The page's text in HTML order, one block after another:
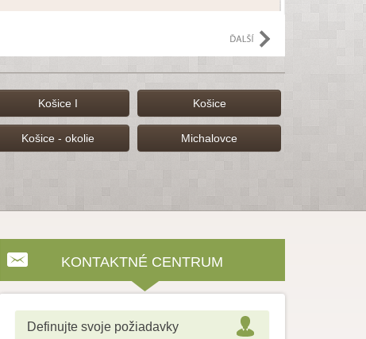
Košice I Košice
Košice - okolie Michalovce
KONTAKTNÉ CENTRUM
Definujte svoje požiadavky